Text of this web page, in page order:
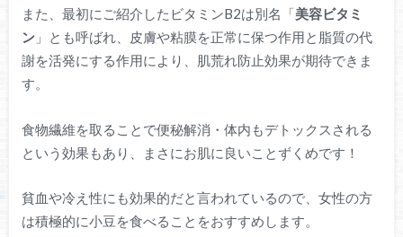
また、最初にご紹介したビタミンB2は別名「美容ビタミ
ン」とも呼ばれ、皮膚や粘膜を正常に保つ作用と脂質の代
謝を活発にする作用により、肌荒れ防止効果が期待できま
す。
食物繊維を取ることで便秘解消・体内もデトックスされる
という効果もあり、まさにお肌に良いことずくめです！
貧血や冷え性にも効果的だと言われているので、女性の方
は積極的に小豆を食べることをおすすめします。